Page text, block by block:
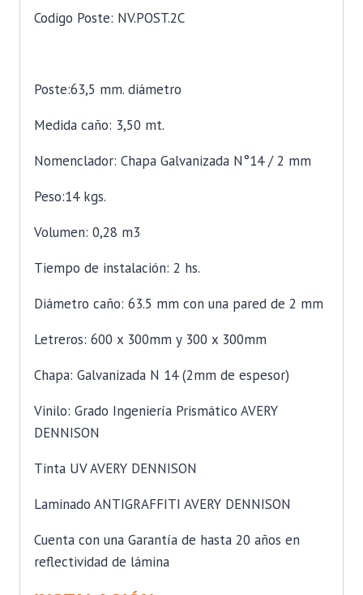
Codigo Poste: NV.POST.2C
Poste:63,5 mm. diámetro
Medida caño: 3,50 mt.
Nomenclador: Chapa Galvanizada N°14 / 2 mm
Peso:14 kgs.
Volumen: 0,28 m3
Tiempo de instalación: 2 hs.
Diámetro caño: 63.5 mm con una pared de 2 mm
Letreros: 600 x 300mm y 300 x 300mm
Chapa: Galvanizada N 14 (2mm de espesor)
Vinilo: Grado Ingeniería Prismático AVERY
DENNISON
Tinta UV AVERY DENNISON
Laminado ANTIGRAFFITI AVERY DENNISON
Cuenta con una Garantía de hasta 20 años en
reflectividad de lámina